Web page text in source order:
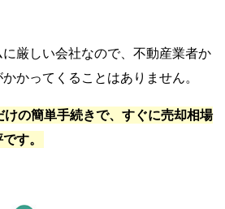
厳しい会社なので、不動産業者か
かってくることはありません。
の簡単手続きで、すぐに売却相場
す。